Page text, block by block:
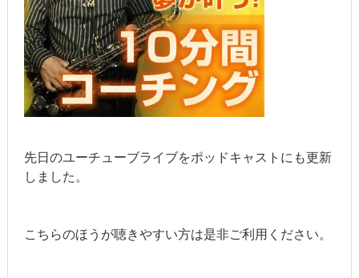
先日のユーチューブライブをポッドキャストにも更新
しました。
こちらのほうが聴きやすい方は是非ご利用ください。